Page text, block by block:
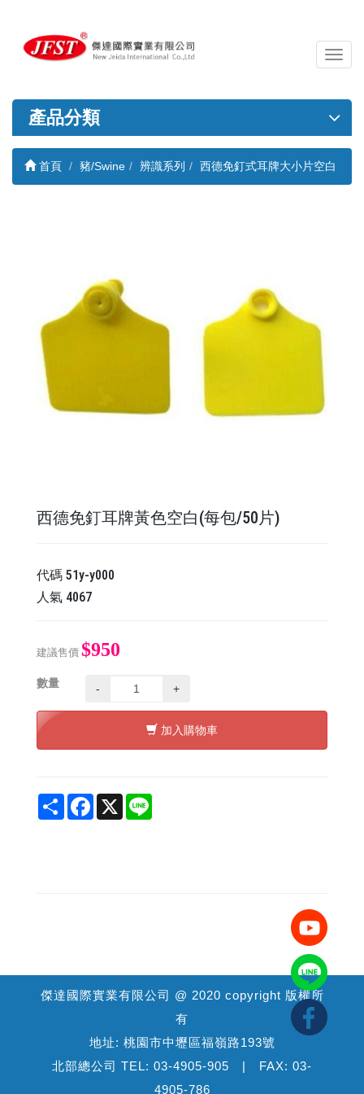
導
覽
關
產品分類
首頁 豬/Swine 辨識系列 西德免釘式耳牌大小片空白
西德免釘耳牌黃色空白(每包/50片)
代碼 51y-y000
人氣 4067
建議售價 $950
數量 - +
加入購物車
Share Facebook
X
傑達國際實業有限公司 @ 2020 copyright 版權所
有
地址: 桃園市中壢區福嶺路193號
北部總公司 TEL: 03-4905-905 | FAX: 03-
4905-786